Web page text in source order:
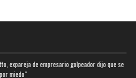
expareja de empresario golpeador dijo que se
miedo"